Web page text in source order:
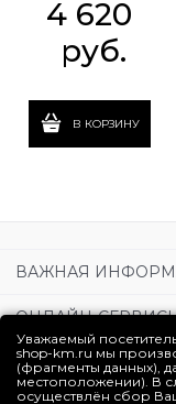
4 620
руб.
В КОРЗИНУ
ВАЖНАЯ
ОНЛАЙН-
УСЛУГИ
Уважаемый
shop-km.ru мы
(фрагменты данных),
местоположении). В
осуществлён сбор